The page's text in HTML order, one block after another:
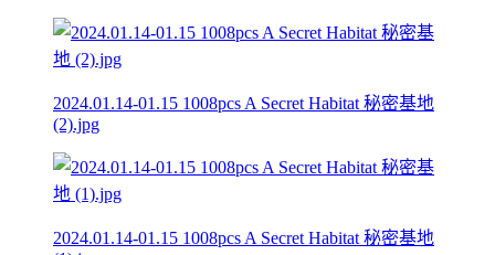
2024.01.14-01.15 1008pcs A Secret Habitat 秘密基地
(2).jpg
2024.01.14-01.15 1008pcs A Secret Habitat 秘密基地